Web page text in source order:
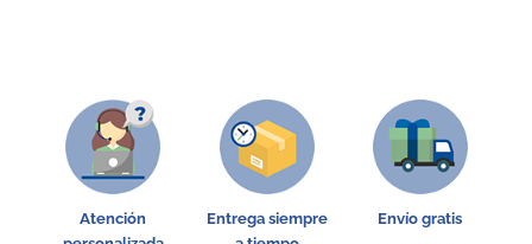
Atención
Entrega siempre
Envío gratis